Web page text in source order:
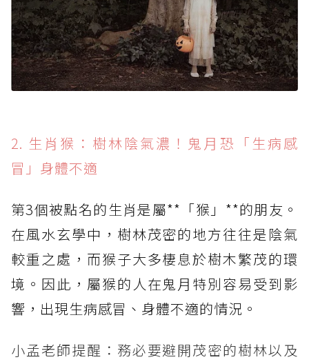
2. 生肖猴：樹林陰氣濃！鬼月恐「生病感
冒」身體不適
第3個被點名的生肖是屬**「猴」**的朋友。
在風水玄學中，樹林茂密的地方往往是陰氣
較重之處，而猴子大多棲息於樹木繁茂的環
境。因此，屬猴的人在鬼月特別容易受到影
響，出現生病感冒、身體不適的情況。
小孟老師提醒：務必要避開茂密的樹林以及